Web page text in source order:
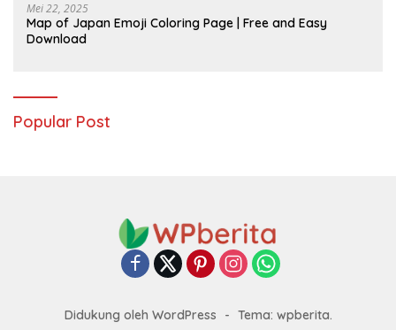
Mei 22, 2025
Map of Japan Emoji Coloring Page | Free and Easy
Download
Popular Post
Didukung oleh WordPress - Tema: wpberita.